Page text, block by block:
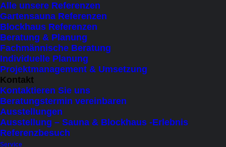
Alle unsere Referenzen
Gartensauna Referenzen
Blockhaus Referenzen
Beratung & Planung
Fachmännische Beratung
Individuelle Planung
Projektmanagement & Umsetzung
Kontakt
Kontaktieren Sie uns
Beratungstermin vereinbaren
Ausstellungen
Ausstellung – Sauna & Blockhaus -Erlebnis
Referenzbesuch
Service